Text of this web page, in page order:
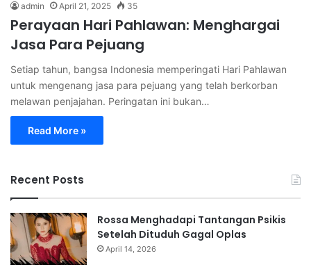
admin April 21, 2025 35
Perayaan Hari Pahlawan: Menghargai
Jasa Para Pejuang
Setiap tahun, bangsa Indonesia memperingati Hari Pahlawan
untuk mengenang jasa para pejuang yang telah berkorban
melawan penjajahan. Peringatan ini bukan…
Read More »
Recent Posts
Rossa Menghadapi Tantangan Psikis
Setelah Dituduh Gagal Oplas
April 14, 2026